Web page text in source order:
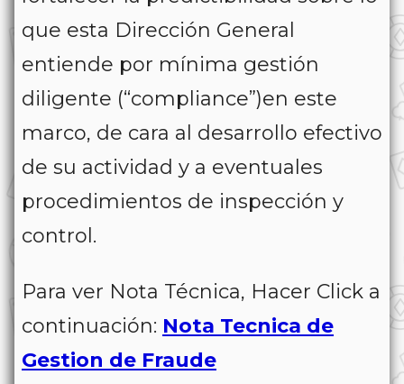
que esta Dirección General
entiende por mínima gestión
diligente (“compliance”)en este
marco, de cara al desarrollo efectivo
de su actividad y a eventuales
procedimientos de inspección y
control.
Para ver Nota Técnica, Hacer Click a
continuación: Nota Tecnica de
Gestion de Fraude